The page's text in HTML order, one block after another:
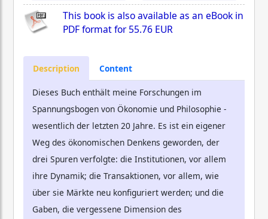
This book is also available as an eBook in
PDF format for55.76 EUR
Description Content
Dieses Buch enthält meine Forschungen im
Spannungsbogen von Ökonomie und Philosophie -
wesentlich der letzten 20 Jahre. Es ist ein eigener
Weg des ökonomischen Denkens geworden, der
drei Spuren verfolgte: die Institutionen, vor allem
ihre Dynamik; die Transaktionen, vor allem, wie
über sie Märkte neu konfiguriert werden; und die
Gaben, die vergessene Dimension des